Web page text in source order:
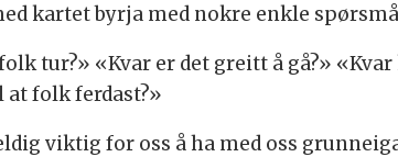
kartet byrja med nokre enkle
tur?» «Kvar er det greitt å gå?»
folk ferdast?»
viktig for oss å ha med oss